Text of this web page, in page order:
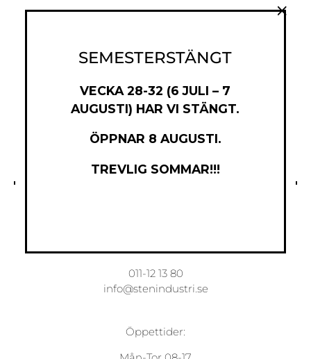
011-12 13 80
info@stenindustri.se
Öppettider:
SEMESTERSTÄNGT
VECKA 28-32 (6 JULI – 7
AUGUSTI) HAR VI STÄNGT.
ÖPPNAR 8 AUGUSTI.
TREVLIG SOMMAR!!!
×